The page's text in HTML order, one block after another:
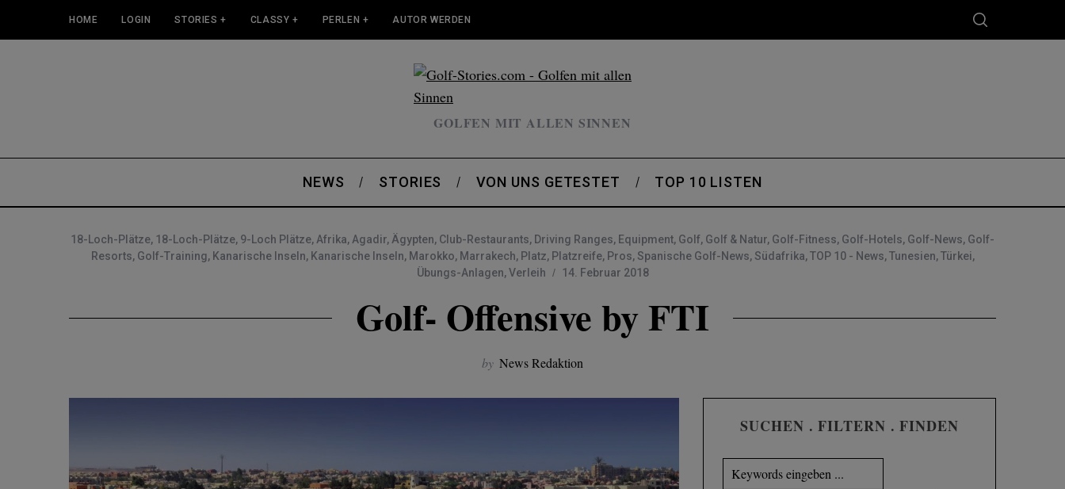
HOME LOGIN STORIES + CLASSY + PERLEN + AUTOR WERDEN
GOLFEN MIT ALLEN SINNEN
NEWS STORIES VON UNS GETESTET TOP 10 LISTEN
18-Loch-Plätze, 18-Loch-Plätze, 9-Loch Plätze, Afrika, Agadir, Ägypten, Club-Restaurants, Driving Ranges, Equipment, Golf, Golf & Natur, Golf-Fitness, Golf-Hotels, Golf-News, Golf-
Resorts, Golf-Training, Kanarische Inseln, Kanarische Inseln, Marokko, Marrakech, Platz, Platzreife, Pros, Spanische Golf-News, Südafrika,TOP 10 - News,Tunesien,Türkei,
Übungs-Anlagen,Verleih 14. Februar 2018
Golf- Offensive by FTI
by News Redaktion
SUCHEN . FILTERN . FINDEN